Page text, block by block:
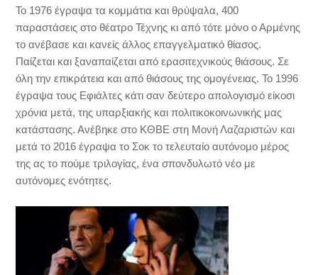
Το 1976 έγραψα τα κομμάτια και θρύψαλα, 400
παραστάσεις στο θέατρο Τέχνης κι από τότε μόνο ο Αρμένης
το ανέβασε και κανείς άλλος επαγγελματικό θίασος.
Παίζεται και ξαναπαίζεται από ερασιτεχνικούς θιάσους. Σε
όλη την επικράτεια και από θιάσους της ομογένειας. Το 1996
έγραψα τους Εφιάλτες κάτι σαν δεύτερο απολογισμό είκοσι
χρόνια μετά, της υπαρξιακής και πολιτικοκοινωνικής μας
κατάστασης. Ανέβηκε στο ΚΘΒΕ στη Μονή Λαζαριστών και
μετά το 2016 έγραψα το Σοκ το τελευταίο αυτόνομο μέρος
της ας το πούμε τριλογίας, ένα σπονδυλωτό νέο με
αυτόνομες ενότητες.